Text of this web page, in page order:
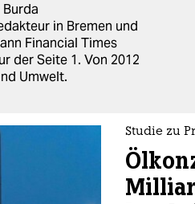
in Bremen und
Financial Times
der Seite 1. Von 2012
Umwelt.
Studie zu